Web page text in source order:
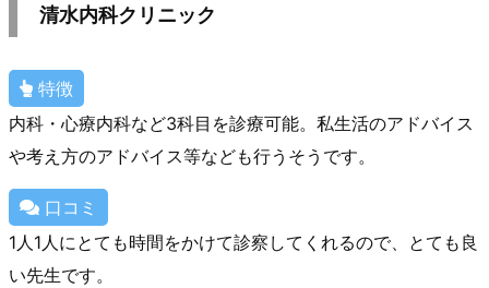
清水内科クリニック
特徴
内科・心療内科など3科目を診療可能。私生活のアドバイス
や考え方のアドバイス等なども行うそうです。
口コミ
1人1人にとても時間をかけて診察してくれるので、とても良
い先生です。